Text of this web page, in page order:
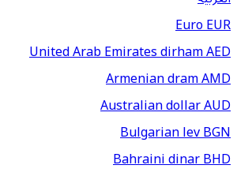
EuroEUR
United Arab Emirates dirhamAED
Armenian dramAMD
Australian dollarAUD
Bulgarian levBGN
Bahraini dinarBHD